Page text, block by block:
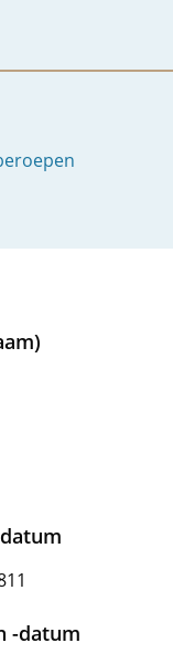
-datum